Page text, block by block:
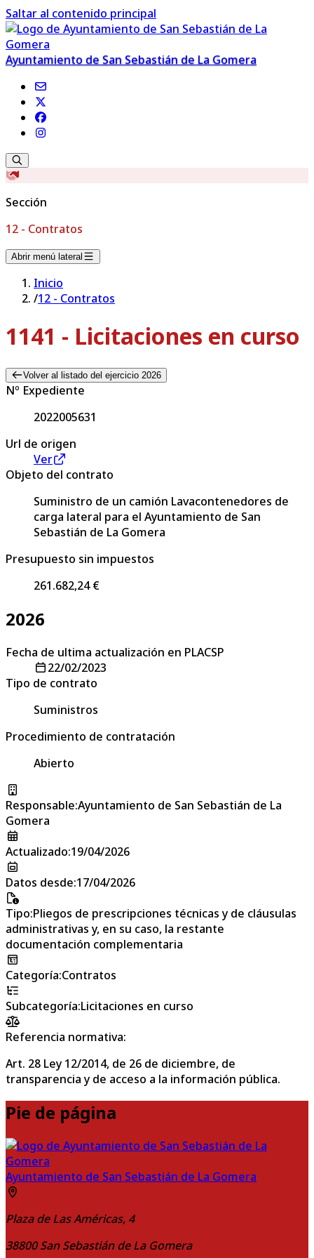
Saltar al contenido principal
Ayuntamiento de San Sebastián de La Gomera
Sección
12 - Contratos
Abrir menú lateral
Inicio
/12 - Contratos
1141 - Licitaciones en curso
Volver al listado del ejercicio 2026
Nº Expediente
2022005631
Url de origen
Ver
Objeto del contrato
Suministro de un camión Lavacontenedores de
carga lateral para el Ayuntamiento de San
Sebastián de La Gomera
Presupuesto sin impuestos
261.682,24 €
2026
Fecha de ultima actualización en PLACSP
22/02/2023
Tipo de contrato
Suministros
Procedimiento de contratación
Abierto
Responsable:Ayuntamiento de San Sebastián de La
Gomera
Actualizado:19/04/2026
Datos desde:17/04/2026
Tipo:Pliegos de prescripciones técnicas y de cláusulas
administrativas y, en su caso, la restante
documentación complementaria
Categoría:Contratos
Subcategoría:Licitaciones en curso
Referencia normativa:
Art. 28 Ley 12/2014, de 26 de diciembre, de
transparencia y de acceso a la información pública.
Pie de página
Ayuntamiento de San Sebastián de La Gomera
Plaza de Las Américas, 4
38800 San Sebastián de La Gomera